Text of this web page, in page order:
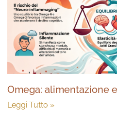
Omega: alimentazione
Leggi Tutto »